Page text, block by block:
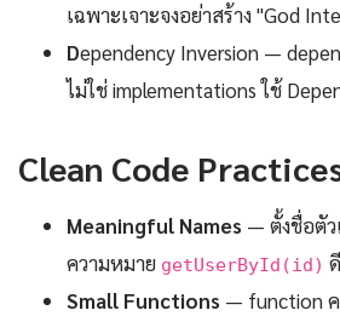
เฉพาะเจาะจงอย่าสร้าง "God
Dependency Inversion —
ไม่ใช่ implementations ใช้
Clean Code
Meaningful Names — ตั้งชื่อตั
ความหมาย getUserById(id)
Small Functions — function ค